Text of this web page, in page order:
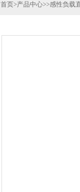
首页>产品中心>>感性负载